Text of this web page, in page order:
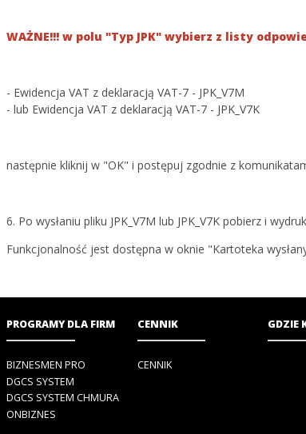
WAŻNE!!! w polu "Typ JPK" wybierz z listy
- Ewidencja VAT z deklaracją VAT-7 - JPK_V7M
- lub Ewidencja VAT z deklaracją VAT-7 - JPK_V7K
następnie kliknij w "OK" i postępuj zgodnie z
6. Po wysłaniu pliku JPK_V7M lub JPK_V7K pobierz i
Funkcjonalność jest dostępna w oknie "Kartoteka
PROGRAMY DLA FIRM
BIZNESMEN PRO
DGCS SYSTEM
DGCS SYSTEM CHMURA
ONBIZNES
CENNIK
CENNIK
GDZIE